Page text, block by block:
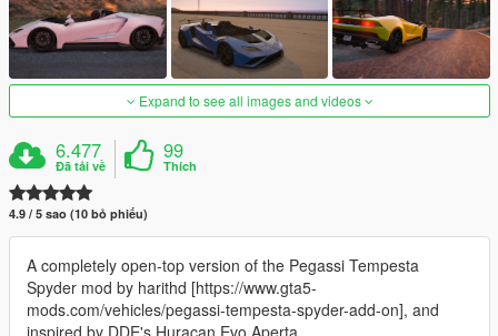
Expand to see all images and videos
6.477
Đã tải về
99
Thích
4.9 / 5 sao (10 bỏ phiếu)
A completely open-top version of the Pegassi Tempesta
Spyder mod by harithd [https://www.gta5-
mods.com/vehicles/pegassi-tempesta-spyder-add-on], and
inspired by DDE's Huracan Evo Aperta